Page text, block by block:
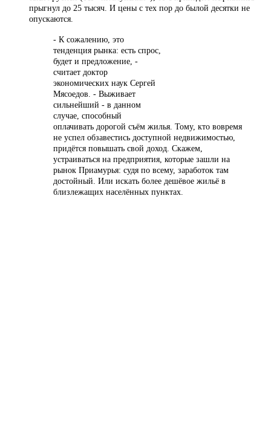
прыгнул до 25 тысяч. И цены с тех пор до былой десятки не
опускаются.
- К сожалению, это
тенденция рынка: есть спрос,
будет и предложение, -
считает доктор
экономических наук Сергей
Мясоедов. - Выживает
сильнейший - в данном
случае, способный
оплачивать дорогой съём жилья. Тому, кто вовремя
не успел обзавестись доступной недвижимостью,
придётся повышать свой доход. Скажем,
устраиваться на предприятия, которые зашли на
рынок Приамурья: судя по всему, заработок там
достойный. Или искать более дешёвое жильё в
близлежащих населённых пунктах.